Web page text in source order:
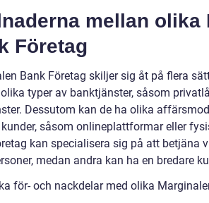
mellan olika
Företag
Bank Företag skiljer sig åt på flera
typer av banktjänster, såsom
Dessutom kan de ha olika
såsom onlineplattformar eller
kan specialisera sig på att betjäna
medan andra kan ha en bredare
för- och nackdelar med olika